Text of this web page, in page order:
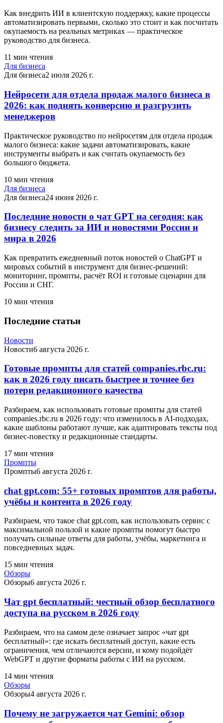
Как внедрить ИИ в клиентскую поддержку, какие процессы
автоматизировать первыми, сколько это стоит и как посчитать
окупаемость на реальных метриках — практическое
руководство для бизнеса.
11 мин чтения
Для бизнеса
Для бизнеса2 июля 2026 г.
Нейросети для отдела продаж малого бизнеса в
2026: как поднять конверсию и разгрузить
менеджеров
Практическое руководство по нейросетям для отдела продаж
малого бизнеса: какие задачи автоматизировать, какие
инструменты выбрать и как считать окупаемость без
большого бюджета.
10 мин чтения
Для бизнеса
Для бизнеса24 июня 2026 г.
Последние новости о чат GPT на сегодня: как
бизнесу следить за ИИ и новостями России и
мира в 2026
Как превратить ежедневный поток новостей о ChatGPT и
мировых событий в инструмент для бизнес-решений:
мониторинг, промпты, расчёт ROI и готовые сценарии для
России и СНГ.
10 мин чтения
Последние статьи
Новости
Новости6 августа 2026 г.
Готовые промпты для статей companies.rbc.ru:
как в 2026 году писать быстрее и точнее без
потери редакционного качества
Разбираем, как использовать готовые промпты для статей
companies.rbc.ru в 2026 году: что изменилось в AI-подходах,
какие шаблоны работают лучше, как адаптировать тексты под
бизнес-повестку и редакционные стандарты.
17 мин чтения
Промпты
Промпты6 августа 2026 г.
chat gpt.com: 55+ готовых промптов для работы,
учёбы и контента в 2026 году
Разбираем, что такое chat gpt.com, как использовать сервис с
максимальной пользой и какие промпты помогут быстро
получать сильные ответы для работы, учёбы, маркетинга и
повседневных задач.
15 мин чтения
Обзоры
Обзоры6 августа 2026 г.
Чат gpt бесплатный: честный обзор бесплатного
доступа на русском в 2026 году
Разбираем, что на самом деле означает запрос «чат gpt
бесплатный»: где искать бесплатный доступ, какие есть
ограничения, чем отличаются версии, и кому подойдёт
WebGPT и другие форматы работы с ИИ на русском.
14 мин чтения
Обзоры
Обзоры4 августа 2026 г.
Почему не загружается чат Gemini: обзор